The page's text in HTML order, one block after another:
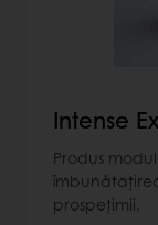
Intense
Produs
prospețimii.